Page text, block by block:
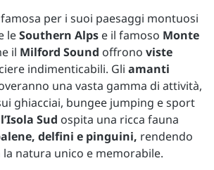
per i suoi paesaggi montuosi
leSouthern Alps e il famoso Monte
il Milford Sound offrono viste
indimenticabili. Gli amanti
una vasta gamma di attività,
ghiacciai, bungee jumping e sport
l’Isola Sud ospita una ricca fauna
delfini e pinguini, rendendo
natura unico e memorabile.